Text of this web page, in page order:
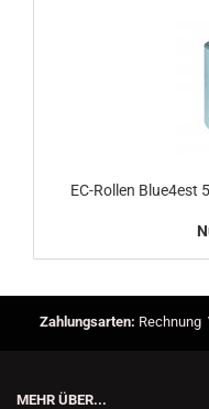
EC-Rollen Blue4est
Zahlungsarten: Rechnung
MEHR ÜBER...